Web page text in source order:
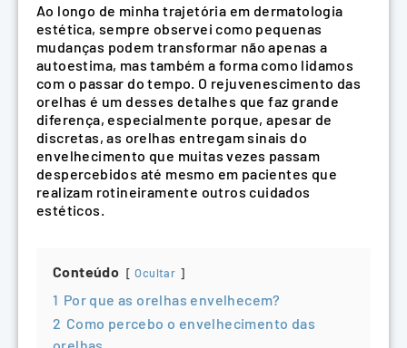
Ao longo de minha trajetória em dermatologia
estética, sempre observei como pequenas
mudanças podem transformar não apenas a
autoestima, mas também a forma como lidamos
com o passar do tempo. O rejuvenescimento das
orelhas é um desses detalhes que faz grande
diferença, especialmente porque, apesar de
discretas, as orelhas entregam sinais do
envelhecimento que muitas vezes passam
despercebidos até mesmo em pacientes que
realizam rotineiramente outros cuidados
estéticos.
Conteúdo Ocultar
1 Por que as orelhas envelhecem?
2 Como percebo o envelhecimento das